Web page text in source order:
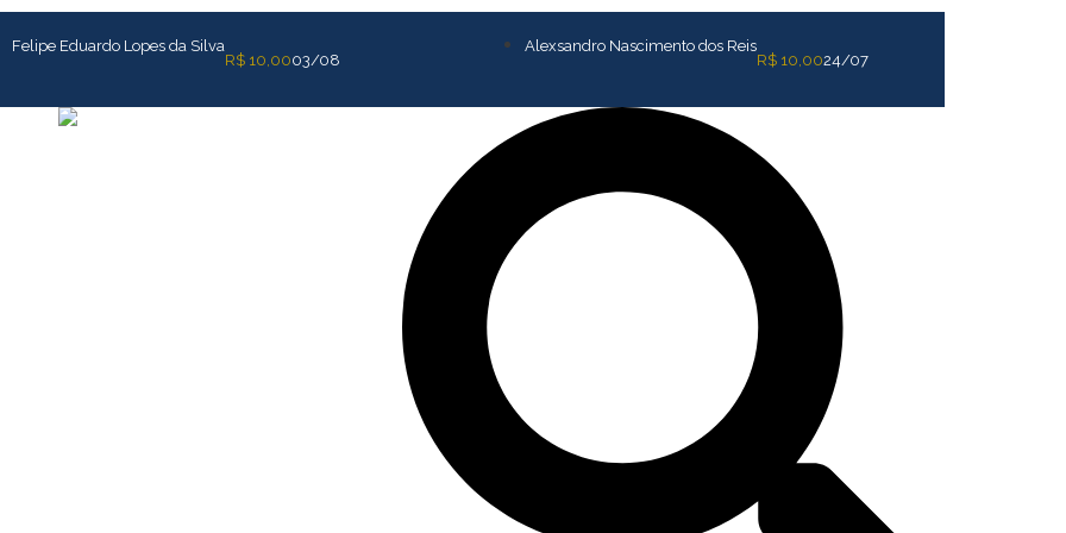
Felipe Eduardo Lopes da Silva
R$ 10,0003/08
Alexsandro Nascimento dos Reis
R$ 10,0024/07